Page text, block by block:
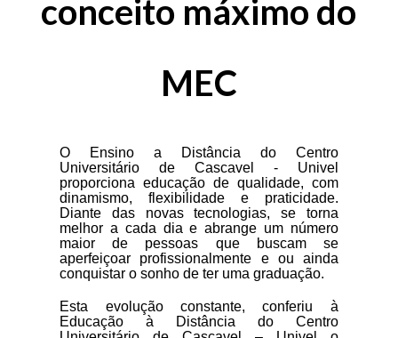
Responsabilidade Social
Saiba mais
Equipe Diretiva
Missão, Visão, Valores e Perfil
conceito máximo do
MEC
O Ensino a Distância do Centro
Universitário de Cascavel - Univel
proporciona educação de qualidade, com
dinamismo, flexibilidade e praticidade.
Diante das novas tecnologias, se torna
melhor a cada dia e abrange um número
maior de pessoas que buscam se
aperfeiçoar profissionalmente e ou ainda
conquistar o sonho de ter uma graduação.
Esta evolução constante, conferiu à
Educação à Distância do Centro